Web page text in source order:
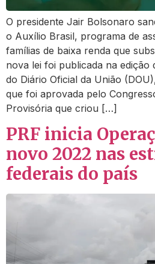
O presidente Jair Bolsonaro
o Auxílio Brasil, programa de
famílias de baixa renda que
nova lei foi publicada na edição
do Diário Oficial da União
que foi aprovada pelo
Provisória que criou […]
PRF inicia
novo 2022 nas
federais do país